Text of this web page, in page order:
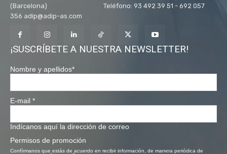
(Barcelona) Teléfono: 93 492 39 51 - 692 057
356 adip@adip-as.com
¡SUSCRÍBETE A NUESTRA NEWSLETTER!
Nombre y apellidos*
E-mail *
Indícanos aquí la dirección de correo
Permisos de promoción
Confírmanos que estás de acuerdo en recibir información, de manera periódica de